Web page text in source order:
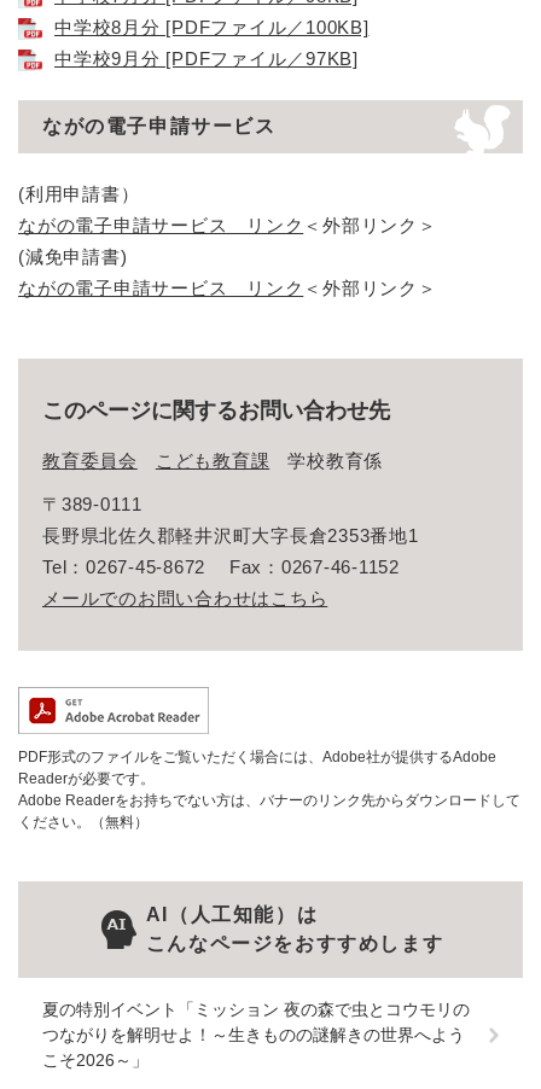
中学校8月分 [PDFファイル／100KB]
中学校9月分 [PDFファイル／97KB]
ながの電子申請サービス
(利用申請書）
ながの電子申請サービス リンク ＜外部リンク＞
(減免申請書)
ながの電子申請サービス リンク ＜外部リンク＞
このページに関するお問い合わせ先
教育委員会 こども教育課 学校教育係
〒389-0111
長野県北佐久郡軽井沢町大字長倉2353番地1
Tel：0267-45-8672
Fax：0267-46-1152
メールでのお問い合わせはこちら
PDF形式のファイルをご覧いただく場合には、Adobe社が提供するAdobe
Readerが必要です。
Adobe Readerをお持ちでない方は、バナーのリンク先からダウンロードして
ください。（無料）
AI（人工知能）は
こんなページをおすすめします
夏の特別イベント「ミッション 夜の森で虫とコウモリの
つながりを解明せよ！～生きものの謎解きの世界へよう
こそ2026～」